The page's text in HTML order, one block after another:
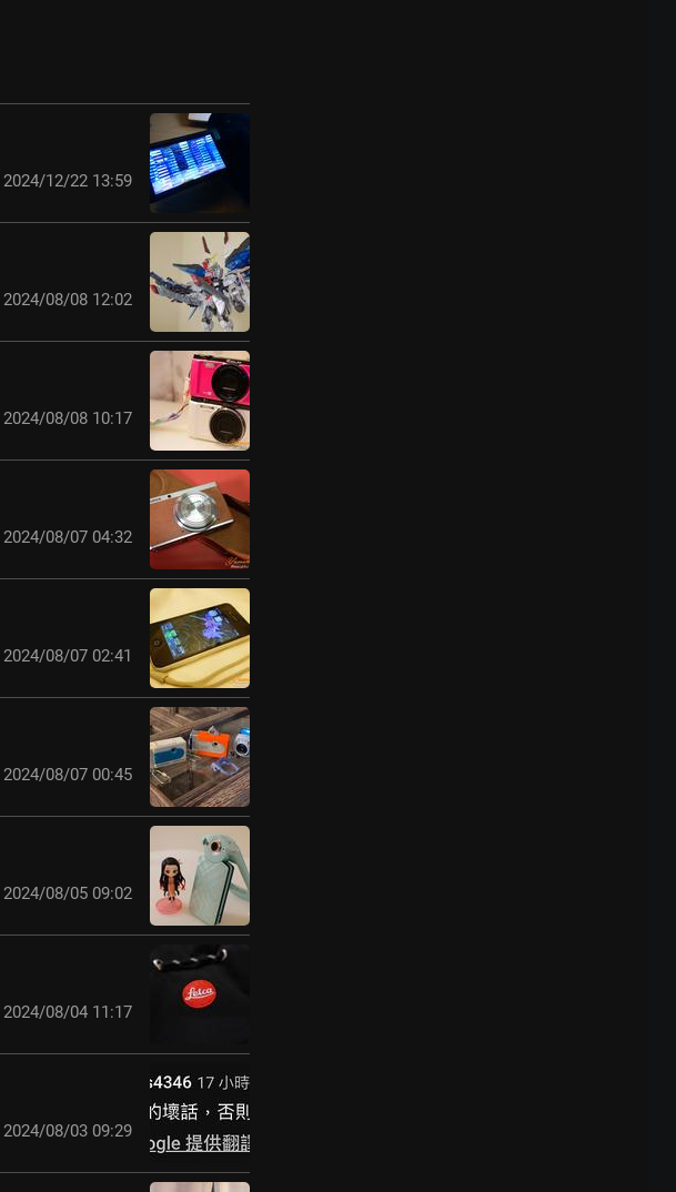
2024/12/22 13:59
2024/08/08 12:02
2024/08/08 10:17
2024/08/07 04:32
2024/08/07 02:41
2024/08/07 00:45
2024/08/05 09:02
2024/08/04 11:17
2024/08/03 09:29